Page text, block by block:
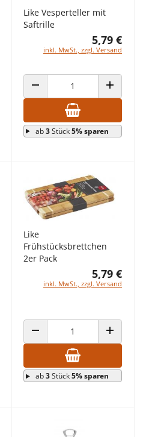
ERHÖHEN
Like Vesperteller mit
Saftrille
5,79 €
inkl. MwSt., zzgl. Versand
ANZAHL VERRINGERN ANZAHL
ab3Stück5% sparen
ERHÖHEN
Like
Frühstücksbrettchen
2er Pack
5,79 €
inkl. MwSt., zzgl. Versand
ANZAHL VERRINGERN ANZAHL
ab3Stück5% sparen